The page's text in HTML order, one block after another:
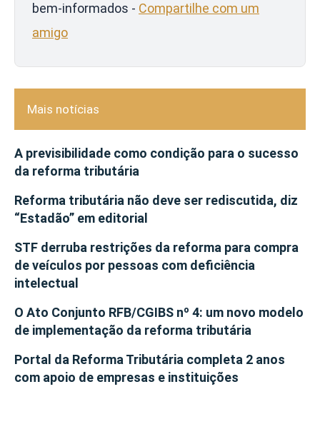
bem-informados - Compartilhe com um
amigo
Mais notícias
A previsibilidade como condição para o sucesso
da reforma tributária
Reforma tributária não deve ser rediscutida, diz
“Estadão” em editorial
STF derruba restrições da reforma para compra
de veículos por pessoas com deficiência
intelectual
O Ato Conjunto RFB/CGIBS nº 4: um novo modelo
de implementação da reforma tributária
Portal da Reforma Tributária completa 2 anos
com apoio de empresas e instituições